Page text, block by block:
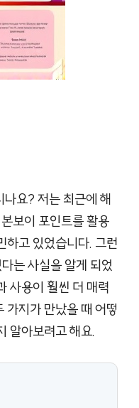
요? 저는 최근에 해
보이 포인트를 활용
하고 있었습니다. 그런
는 사실을 알게 되었
사용이 훨씬 더 매력
가지가 만났을 때 어떻
알아보려고 해요.